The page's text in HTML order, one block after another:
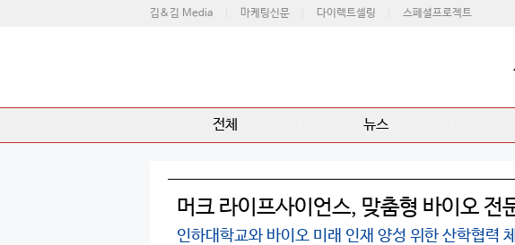
김&김 Media 마케팅신문 다이렉트셀링 스페셜프로젝트
전체 뉴스
머크 라이프사이언스, 맞춤형 바이오 전
인하대학교와 바이오 미래 인재 양성 위한 산학협력